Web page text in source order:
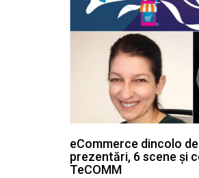
eCommerce dincolo
prezentări, 6 scene și
TeCOMM